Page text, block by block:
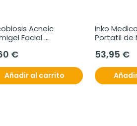
Acneic
Facial
€
Añadir al carrito
Inko
Portatil de
53,95 €